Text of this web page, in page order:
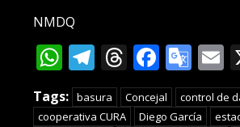
NMDQ
WhatsApp
Telegram
Threads
Tags: basura Concejal
control de
cooperativa CURA
Diego García